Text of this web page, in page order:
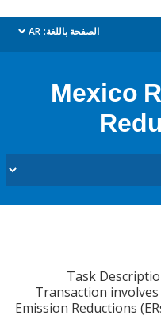
الصفحة باللغة: AR
dropdown
Task
Transaction
Emission